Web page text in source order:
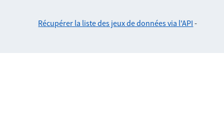
Récupérer la liste des jeux de données via l'API -